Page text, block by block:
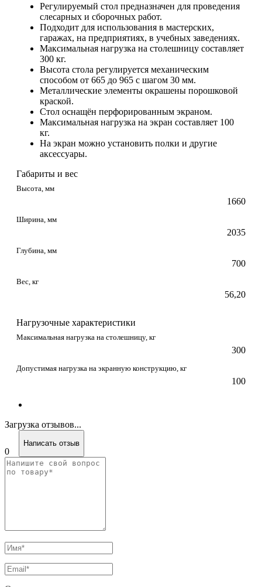
Регулируемый стол предназначен для проведения
слесарных и сборочных работ.
Подходит для использования в мастерских,
гаражах, на предприятиях, в учебных заведениях.
Максимальная нагрузка на столешницу составляет
300 кг.
Высота стола регулируется механическим
способом от 665 до 965 с шагом 30 мм.
Металлические элементы окрашены порошковой
краской.
Стол оснащён перфорированным экраном.
Максимальная нагрузка на экран составляет 100
кг.
На экран можно установить полки и другие
аксессуары.
Габариты и вес
Высота, мм
1660
Ширина, мм
2035
Глубина, мм
700
Вес, кг
56,20
Нагрузочные характеристики
Максимальная нагрузка на столешницу, кг
300
Допустимая нагрузка на экранную конструкцию, кг
100
Загрузка отзывов...
0
Написать отзыв